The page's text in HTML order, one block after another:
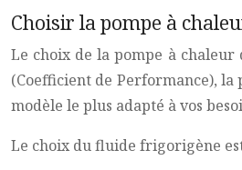
Choisir la pompe à
Le choix de la pompe à
(Coefficient de Performance),
modèle le plus adapté à vos
Le choix du fluide frigorigène